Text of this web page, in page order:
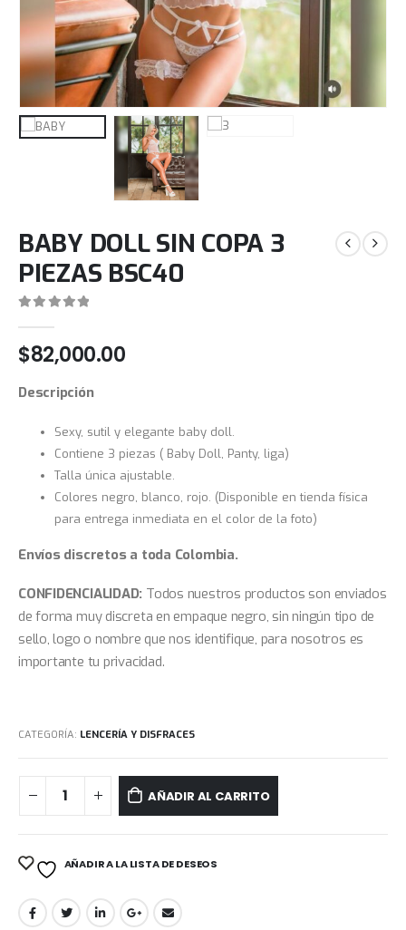
BABY DOLL SIN COPA 3
PIEZAS BSC40
$82,000.00
Descripción
Sexy, sutil y elegante baby doll.
Contiene 3 piezas ( Baby Doll, Panty, liga)
Talla única ajustable.
Colores negro, blanco, rojo. (Disponible en tienda física
para entrega inmediata en el color de la foto)
Envíos discretos a toda Colombia.
CONFIDENCIALIDAD: Todos nuestros productos son enviados
de forma muy discreta en empaque negro, sin ningún tipo de
sello, logo o nombre que nos identifique, para nosotros es
importante tu privacidad.
CATEGORÍA: LENCERÍA Y DISFRACES
AÑADIR AL CARRITO
AÑADIR A LA LISTA DE DESEOS